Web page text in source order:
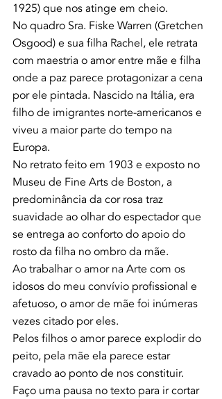
1925) que nos atinge em cheio.
No quadro Sra. Fiske Warren (Gretchen
Osgood) e sua filha Rachel, ele retrata
com maestria o amor entre mãe e filha
onde a paz parece protagonizar a cena
por ele pintada. Nascido na Itália, era
filho de imigrantes norte-americanos e
viveu a maior parte do tempo na
Europa.
No retrato feito em 1903 e exposto no
Museu de Fine Arts de Boston, a
predominância da cor rosa traz
suavidade ao olhar do espectador que
se entrega ao conforto do apoio do
rosto da filha no ombro da mãe.
Ao trabalhar o amor na Arte com os
idosos do meu convívio profissional e
afetuoso, o amor de mãe foi inúmeras
vezes citado por eles.
Pelos filhos o amor parece explodir do
peito, pela mãe ela parece estar
cravado ao ponto de nos constituir.
Faço uma pausa no texto para ir cortar